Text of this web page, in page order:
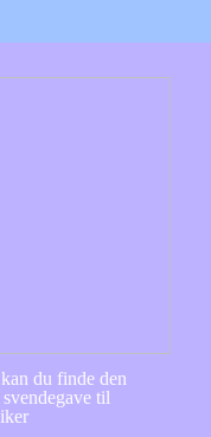
du finde den
til